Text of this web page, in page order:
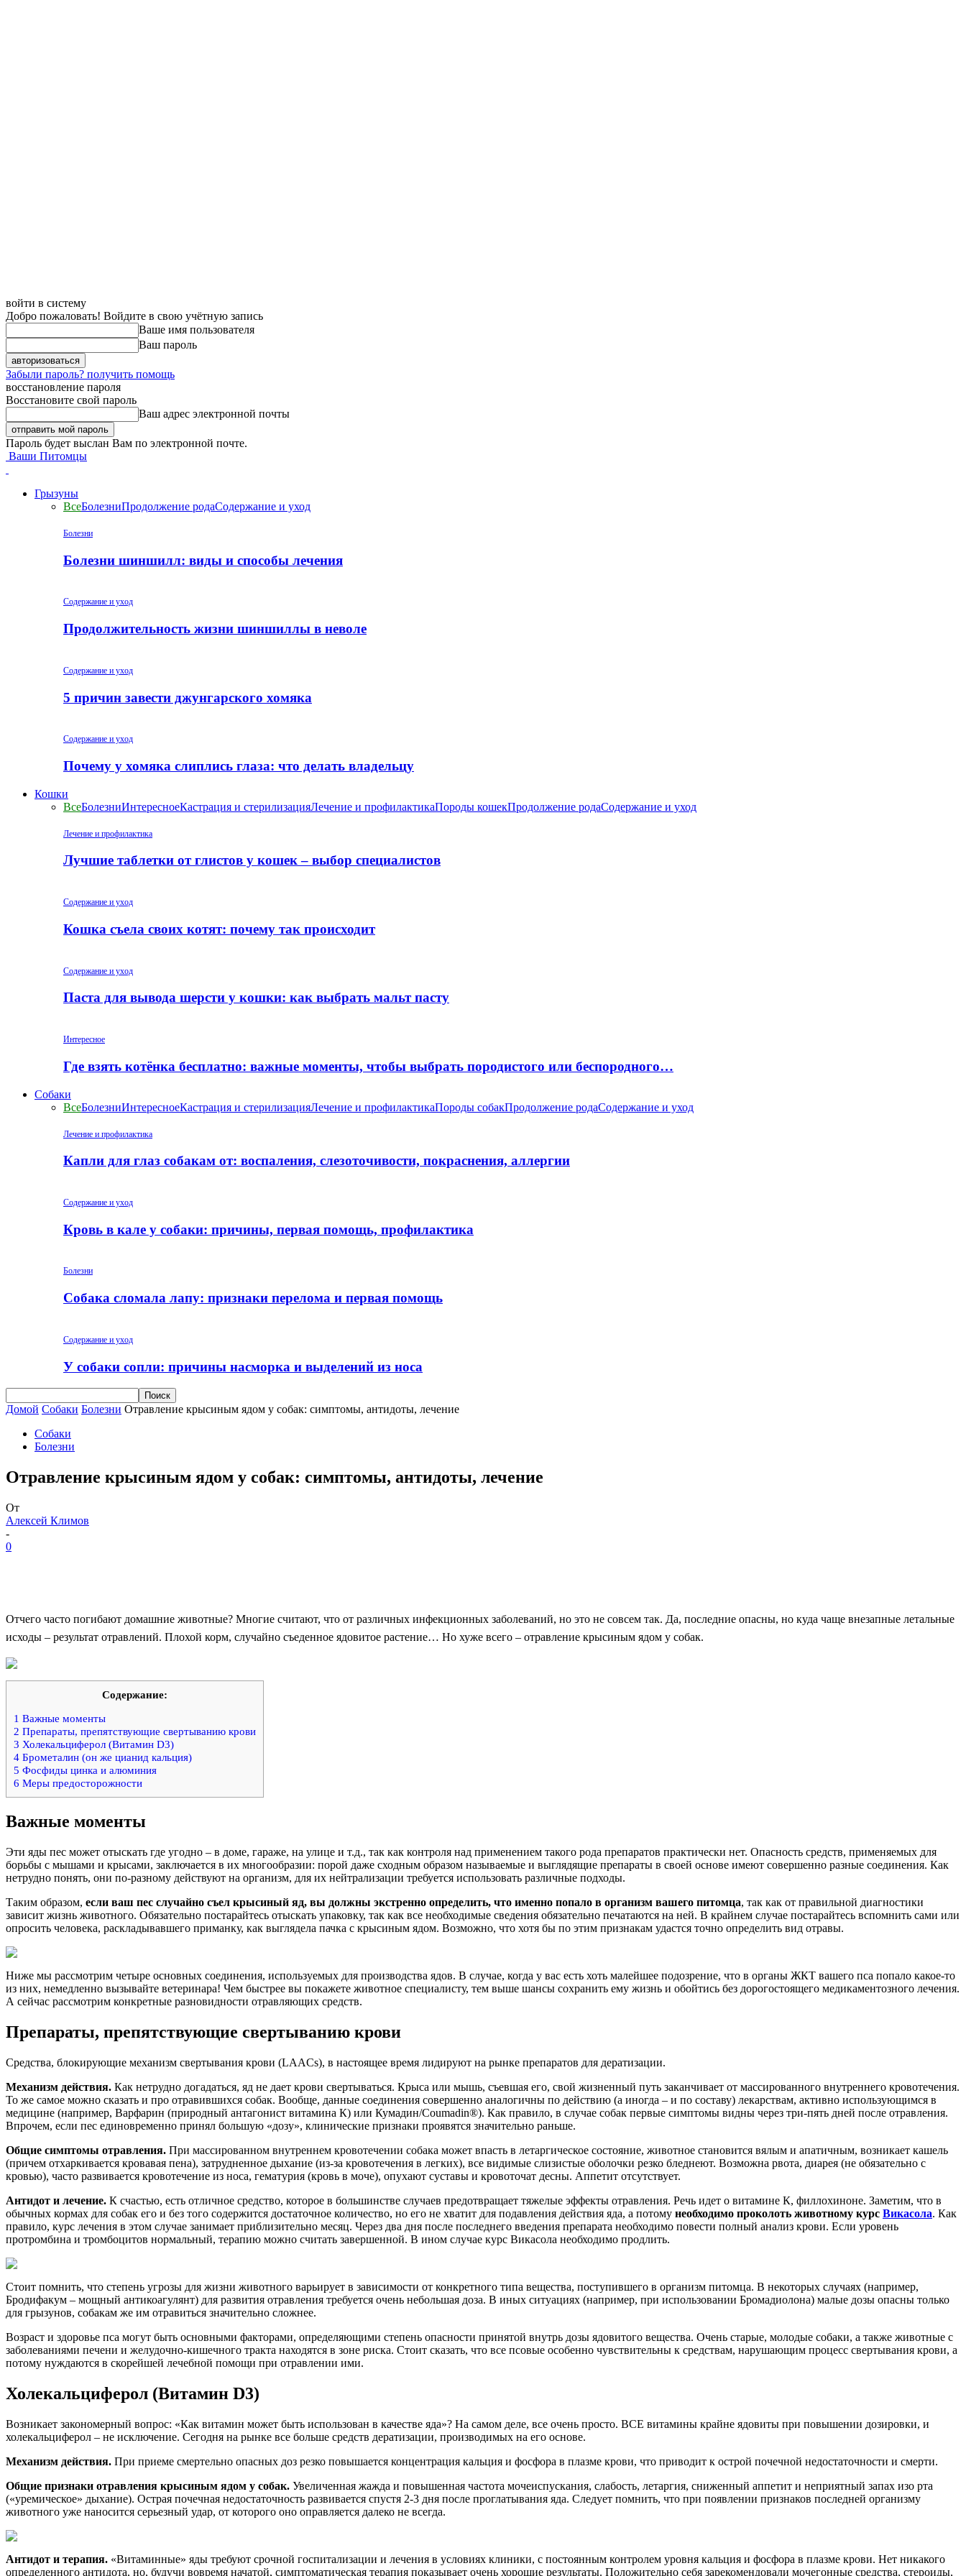
войти в систему
Добро пожаловать! Войдите в свою учётную запись
Ваше имя пользователя
Ваш пароль
Забыли пароль? получить помощь
восстановление пароля
Восстановите свой пароль
Ваш адрес электронной почты
Пароль будет выслан Вам по электронной почте.
Ваши Питомцы
Грызуны
ВсеБолезниПродолжение родаСодержание и уход
Болезни
Болезни шиншилл: виды и способы лечения
Содержание и уход
Продолжительность жизни шиншиллы в неволе
Содержание и уход
5 причин завести джунгарского хомяка
Содержание и уход
Почему у хомяка слиплись глаза: что делать владельцу
Кошки
ВсеБолезниИнтересноеКастрация и стерилизацияЛечение и профилактикаПороды кошекПродолжение родаСодержание и уход
Лечение и профилактика
Лучшие таблетки от глистов у кошек – выбор специалистов
Содержание и уход
Кошка съела своих котят: почему так происходит
Содержание и уход
Паста для вывода шерсти у кошки: как выбрать мальт пасту
Интересное
Где взять котёнка бесплатно: важные моменты, чтобы выбрать породистого или беспородного…
Собаки
ВсеБолезниИнтересноеКастрация и стерилизацияЛечение и профилактикаПороды собакПродолжение родаСодержание и уход
Лечение и профилактика
Капли для глаз собакам от: воспаления, слезоточивости, покраснения, аллергии
Содержание и уход
Кровь в кале у собаки: причины, первая помощь, профилактика
Болезни
Собака сломала лапу: признаки перелома и первая помощь
Содержание и уход
У собаки сопли: причины насморка и выделений из носа
Домой Собаки Болезни Отравление крысиным ядом у собак: симптомы, антидоты, лечение
Собаки
Болезни
Отравление крысиным ядом у собак: симптомы, антидоты, лечение
От
Алексей Климов
-
0
Отчего часто погибают домашние животные? Многие считают, что от различных инфекционных заболеваний, но это не совсем так. Да, последние опасны, но куда чаще внезапные летальные
исходы – результат отравлений. Плохой корм, случайно съеденное ядовитое растение… Но хуже всего – отравление крысиным ядом у собак.
Содержание:
1 Важные моменты
2 Препараты, препятствующие свертыванию крови
3 Холекальциферол (Витамин D3)
4 Брометалин (он же цианид кальция)
5 Фосфиды цинка и алюминия
6 Меры предосторожности
Важные моменты
Эти яды пес может отыскать где угодно – в доме, гараже, на улице и т.д., так как контроля над применением такого рода препаратов практически нет. Опасность средств, применяемых для
борьбы с мышами и крысами, заключается в их многообразии: порой даже сходным образом называемые и выглядящие препараты в своей основе имеют совершенно разные соединения. Как
нетрудно понять, они по-разному действуют на организм, для их нейтрализации требуется использовать различные подходы.
Таким образом, если ваш пес случайно съел крысиный яд, вы должны экстренно определить, что именно попало в организм вашего питомца, так как от правильной диагностики
зависит жизнь животного. Обязательно постарайтесь отыскать упаковку, так как все необходимые сведения обязательно печатаются на ней. В крайнем случае постарайтесь вспомнить сами или
опросить человека, раскладывавшего приманку, как выглядела пачка с крысиным ядом. Возможно, что хотя бы по этим признакам удастся точно определить вид отравы.
Ниже мы рассмотрим четыре основных соединения, используемых для производства ядов. В случае, когда у вас есть хоть малейшее подозрение, что в органы ЖКТ вашего пса попало какое-то
из них, немедленно вызывайте ветеринара! Чем быстрее вы покажете животное специалисту, тем выше шансы сохранить ему жизнь и обойтись без дорогостоящего медикаментозного лечения.
А сейчас рассмотрим конкретные разновидности отравляющих средств.
Препараты, препятствующие свертыванию крови
Средства, блокирующие механизм свертывания крови (LAACs), в настоящее время лидируют на рынке препаратов для дератизации.
Механизм действия. Как нетрудно догадаться, яд не дает крови свертываться. Крыса или мышь, съевшая его, свой жизненный путь заканчивает от массированного внутреннего кровотечения.
То же самое можно сказать и про отравившихся собак. Вообще, данные соединения совершенно аналогичны по действию (а иногда – и по составу) лекарствам, активно использующимся в
медицине (например, Варфарин (природный антагонист витамина К) или Кумадин/Coumadin®). Как правило, в случае собак первые симптомы видны через три-пять дней после отравления.
Впрочем, если пес единовременно принял большую «дозу», клинические признаки проявятся значительно раньше.
Общие симптомы отравления. При массированном внутреннем кровотечении собака может впасть в летаргическое состояние, животное становится вялым и апатичным, возникает кашель
(причем отхаркивается кровавая пена), затрудненное дыхание (из-за кровотечения в легких), все видимые слизистые оболочки резко бледнеют. Возможна рвота, диарея (не обязательно с
кровью), часто развивается кровотечение из носа, гематурия (кровь в моче), опухают суставы и кровоточат десны. Аппетит отсутствует.
Антидот и лечение. К счастью, есть отличное средство, которое в большинстве случаев предотвращает тяжелые эффекты отравления. Речь идет о витамине К, филлохиноне. Заметим, что в
обычных кормах для собак его и без того содержится достаточное количество, но его не хватит для подавления действия яда, а потому необходимо проколоть животному курс Викасола. Как
правило, курс лечения в этом случае занимает приблизительно месяц. Через два дня после последнего введения препарата необходимо повести полный анализ крови. Если уровень
протромбина и тромбоцитов нормальный, терапию можно считать завершенной. В ином случае курс Викасола необходимо продлить.
Стоит помнить, что степень угрозы для жизни животного варьирует в зависимости от конкретного типа вещества, поступившего в организм питомца. В некоторых случаях (например,
Бродифакум – мощный антикоагулянт) для развития отравления требуется очень небольшая доза. В иных ситуациях (например, при использовании Бромадиолона) малые дозы опасны только
для грызунов, собакам же им отравиться значительно сложнее.
Возраст и здоровье пса могут быть основными факторами, определяющими степень опасности принятой внутрь дозы ядовитого вещества. Очень старые, молодые собаки, а также животные с
заболеваниями печени и желудочно-кишечного тракта находятся в зоне риска. Стоит сказать, что все псовые особенно чувствительны к средствам, нарушающим процесс свертывания крови, а
потому нуждаются в скорейшей лечебной помощи при отравлении ими.
Холекальциферол (Витамин D3)
Возникает закономерный вопрос: «Как витамин может быть использован в качестве яда»? На самом деле, все очень просто. ВСЕ витамины крайне ядовиты при повышении дозировки, и
холекальциферол – не исключение. Сегодня на рынке все больше средств дератизации, производимых на его основе.
Механизм действия. При приеме смертельно опасных доз резко повышается концентрация кальция и фосфора в плазме крови, что приводит к острой почечной недостаточности и смерти.
Общие признаки отравления крысиным ядом у собак. Увеличенная жажда и повышенная частота мочеиспускания, слабость, летаргия, сниженный аппетит и неприятный запах изо рта
(«уремическое» дыхание). Острая почечная недостаточность развивается спустя 2-3 дня после проглатывания яда. Следует помнить, что при появлении признаков последней организму
животного уже наносится серьезный удар, от которого оно оправляется далеко не всегда.
Антидот и терапия. «Витаминные» яды требуют срочной госпитализации и лечения в условиях клиники, с постоянным контролем уровня кальция и фосфора в плазме крови. Нет никакого
определенного антидота, но, будучи вовремя начатой, симптоматическая терапия показывает очень хорошие результаты. Положительно себя зарекомендовали мочегонные средства, стероиды,